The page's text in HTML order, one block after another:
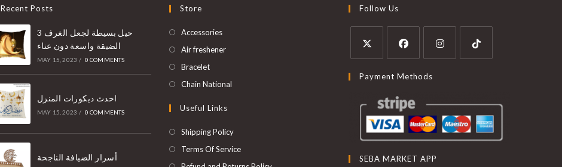
Recent Posts
3 حيل بسيطة لجعل الغرف
الضيقة واسعة دون عناء
MAY 15, 2023 / 0 COMMENTS
احدث ديكورات المنزل
MAY 15, 2023 / 0 COMMENTS
أسرار الضيافة الناجحة
Store
Accessories
Air freshener
Bracelet
Chain National
Useful Links
Shipping Policy
Terms Of Service
Follow Us
Payment Methods
SEBA MARKET APP